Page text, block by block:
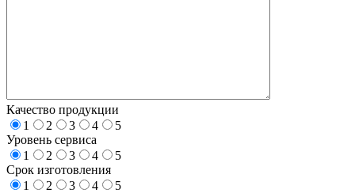
Качество продукции
1
2 3 4
5
Уровень сервиса
1
2 3 4
5
Срок изготовления
1
2 3 4
5